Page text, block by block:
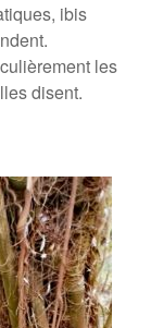
ibis
les
disent.